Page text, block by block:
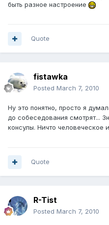
быть разное настроение
Quote
fistawka
Posted March 7, 2010
Ну это понятно, просто я
до собеседования смотрят...
консулы. Ничто человеческое
Quote
R-Tist
Posted March 7, 2010